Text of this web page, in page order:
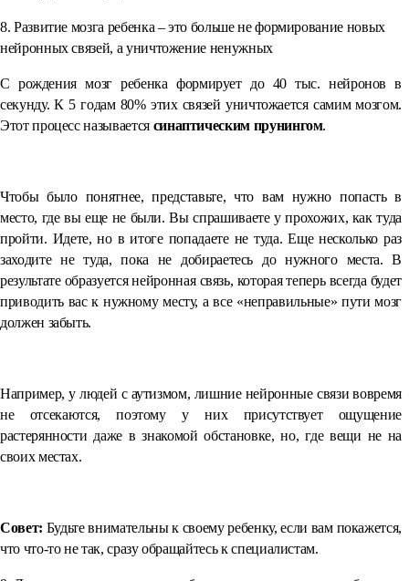
8. Развитие мозга ребенка – это больше не формирование новых
нейронных связей, а уничтожение ненужных
С рождения мозг ребенка формирует до 40 тыс. нейронов в
секунду. К 5 годам 80% этих связей уничтожается самим мозгом.
Этот процесс называется синаптическим прунингом.
Чтобы было понятнее, представьте, что вам нужно попасть в
место, где вы еще не были. Вы спрашиваете у прохожих, как туда
пройти. Идете, но в итоге попадаете не туда. Еще несколько раз
заходите не туда, пока не добираетесь до нужного места. В
результате образуется нейронная связь, которая теперь всегда будет
приводить вас к нужному месту, а все «неправильные» пути мозг
должен забыть.
Например, у людей с аутизмом, лишние нейронные связи вовремя
не отсекаются, поэтому у них присутствует ощущение
растерянности даже в знакомой обстановке, но, где вещи не на
своих местах.
Совет: Будьте внимательны к своему ребенку, если вам покажется,
что что-то не так, сразу обращайтесь к специалистам.